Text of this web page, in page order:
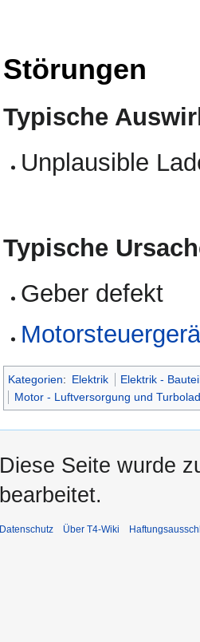
Störungen
Typische
Unplausible
Typische
Geber defekt
Kategorien: Elektrik
Elektrik -
Motor - Luftversorgung und
Diese Seite wurde
bearbeitet.
Datenschutz Über T4-Wiki